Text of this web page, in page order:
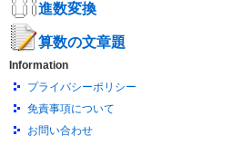
進数変換
算数の文章題
Information
プライバシーポリシー
免責事項について
お問い合わせ